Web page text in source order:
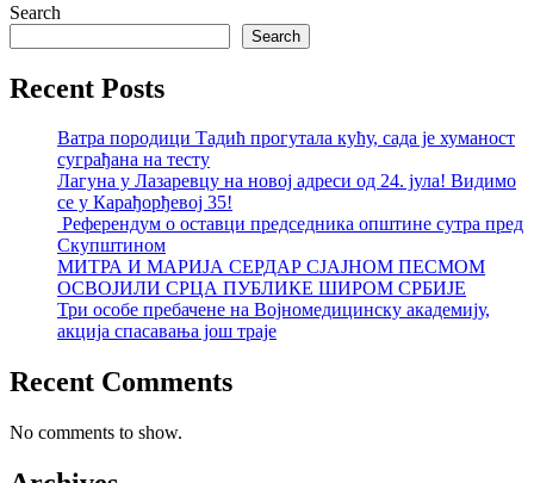
Search
Search
Recent Posts
Ватра породици Тадић прогутала кућу, сада је хуманост
суграђана на тесту
Лагуна у Лазаревцу на новој адреси од 24. јула! Видимо
се у Карађорђевој 35!
Референдум о оставци председника општине сутра пред
Скупштином
МИТРА И МАРИЈА СЕРДАР СЈАЈНОМ ПЕСМОМ
ОСВОЈИЛИ СРЦА ПУБЛИКЕ ШИРОМ СРБИЈЕ
Три особе пребачене на Војномедицинску академију,
акција спасавања још траје
Recent Comments
No comments to show.